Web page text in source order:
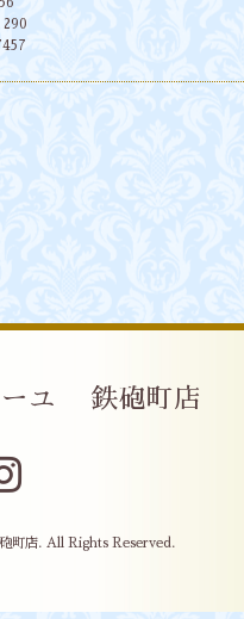
290
ーユ 鉄砲町店
町店. All Rights Reserved.